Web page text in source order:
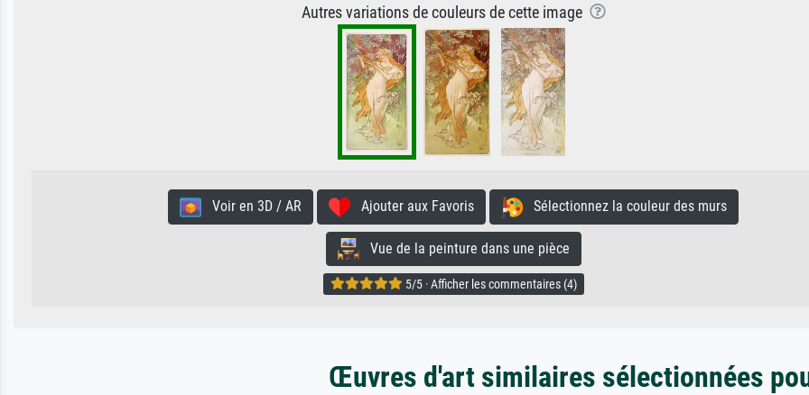
Autres variations de couleurs de cette image
Voir en 3D / AR Ajouter aux Favoris Sélectionnez la couleur des murs
Vue de la peinture dans une pièce
5/5 · Afficher les commentaires (4)
Œuvres d'art similaires sélectionnées